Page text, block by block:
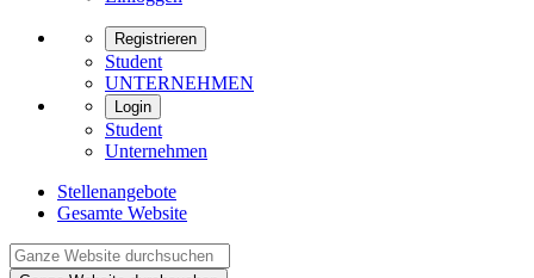
Registrieren
Student
UNTERNEHMEN
Login
Student
Unternehmen
Stellenangebote
Gesamte Website